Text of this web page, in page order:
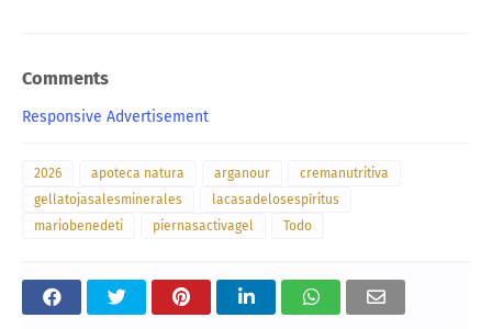
Comments
Responsive Advertisement
2026 apoteca natura arganour
cremanutritiva
gellatojasalesminerales
lacasadelosespíritus
mariobenedeti
piernasactivagel Todo